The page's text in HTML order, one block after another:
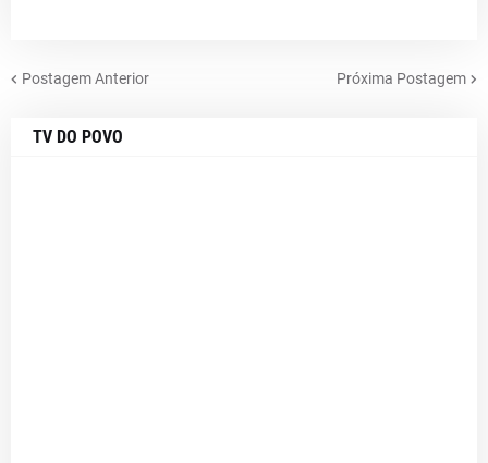
Postagem Anterior Próxima Postagem
TV DO POVO